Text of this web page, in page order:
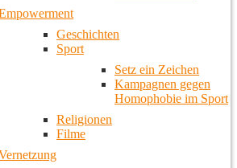
Geschichten
Sport
Setz ein Zeichen
Kampagnen gegen
Homophobie im Sport
Religionen
Filme